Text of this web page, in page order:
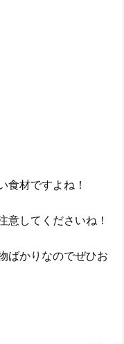
食材ですよね！
意してくださいね！
ばかりなのでぜひお